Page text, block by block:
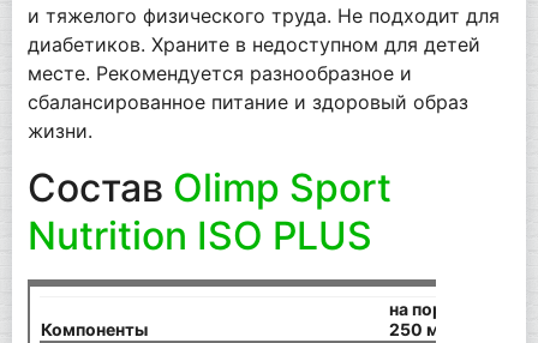
и тяжелого физического труда. Не подходит для
диабетиков. Храните в недоступном для детей
месте. Рекомендуется разнообразное и
сбалансированное питание и здоровый образ
жизни.
Состав Olimp Sport
Nutrition ISO PLUS
Компоненты
на порцию (17,5 г
250 мл воды)